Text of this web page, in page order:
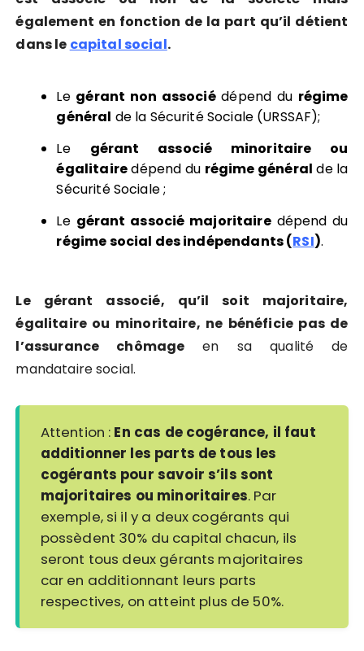
également en fonction de la part qu’il détient
dans le capital social.
Le gérant non associédépend du régime
général de la Sécurité Sociale (URSSAF);
Le gérant associé minoritaire ou
égalitairedépend du régime général de la
Sécurité Sociale ;
Le gérant associé majoritairedépend du
régime social des indépendants (RSI).
Le gérant associé, qu’il soit majoritaire,
égalitaire ou minoritaire, ne bénéficie pas de
l’assurance chômage en sa qualité de
mandataire social.
Attention : En cas de cogérance, il faut
additionner les parts de tous les
cogérants pour savoir s’ils sont
majoritaires ou minoritaires. Par
exemple, si il y a deux cogérants qui
possèdent 30% du capital chacun, ils
seront tous deux gérants majoritaires
car en additionnant leurs parts
respectives, on atteint plus de 50%.